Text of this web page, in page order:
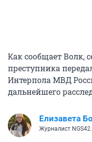
Как сообщает Волк,
преступника
Интерпола МВД
дальнейшего
Елизавета
Журналист